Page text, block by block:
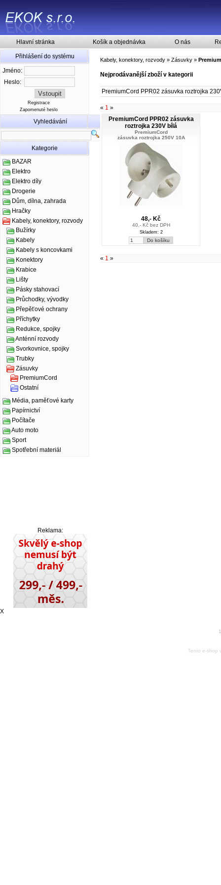
Hlavní stránka Košík a objednávka O nás
Přihlášení do systému
Jméno:
Heslo:
Registrace
Zapomenuté heslo
Vyhledávání
Kategorie
BAZAR
Elektro
Elektro díly
Drogerie
Dům, dílna, zahrada
Hračky
Kabely, konektory, rozvody
Bužírky
Kabely
Kabely s koncovkami
Konektory
Krabice
Lišty
Pásky stahovací
Průchodky, vývodky
Přepěťové ochrany
Příchytky
Redukce, spojky
Anténní rozvody
Svorkovnice, spojky
Trubky
Zásuvky
PremiumCord
Ostatní
Média, paměťové karty
Papírnictví
Počítače
Auto moto
Sport
Spotřební materiál
Reklama:
Kabely, konektory, rozvody » Zásuvky »
Nejprodávanější zboží v kategorii
PremiumCord PPR02 zásuvka roztrojka
« 1 »
PremiumCord PPR02 zásuvka
roztrojka 230V bílá
PremiumCord
zásuvka roztrojka 250V 10A
48,- Kč
40,- Kč bez DPH
Skladem: 2
« 1 »
X
Tento e-shop